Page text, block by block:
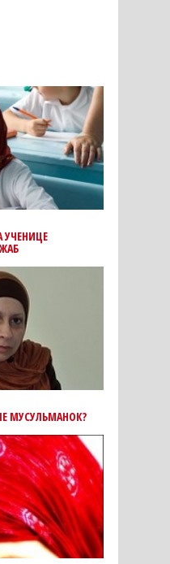
УЧЕНИЦЕ
МУСУЛЬМАНОК?